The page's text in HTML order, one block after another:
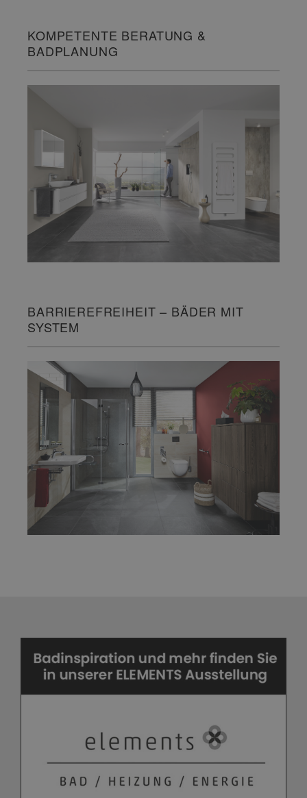
KOMPETENTE BERATUNG &
BADPLANUNG
BARRIEREFREIHEIT – BÄDER MIT
SYSTEM